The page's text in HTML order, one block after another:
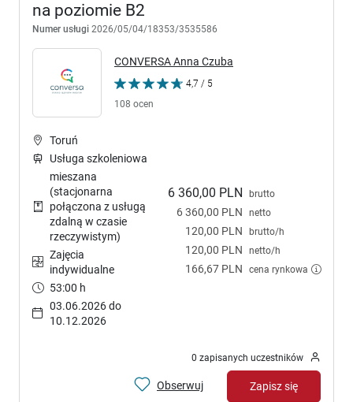
na poziomie B2
Numer usługi 2026/05/04/18353/3535586
CONVERSA Anna Czuba
4,7 / 5
108 ocen
6 360,00 PLN brutto
6 360,00 PLN netto
120,00 PLN brutto/h
120,00 PLN netto/h
166,67 PLN cena rynkowa
Toruń
Usługa szkoleniowa
mieszana
(stacjonarna
połączona z usługą
zdalną w czasie
rzeczywistym)
Zajęcia
indywidualne
53:00 h
03.06.2026 do
10.12.2026
0 zapisanych uczestników
Obserwuj Zapisz się